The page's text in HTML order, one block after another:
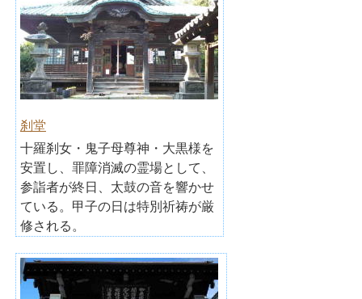
刹堂
十羅刹女・鬼子母尊神・大黒様を
安置し、罪障消滅の霊場として、
参詣者が終日、太鼓の音を響かせ
ている。甲子の日は特別祈祷が厳
修される。